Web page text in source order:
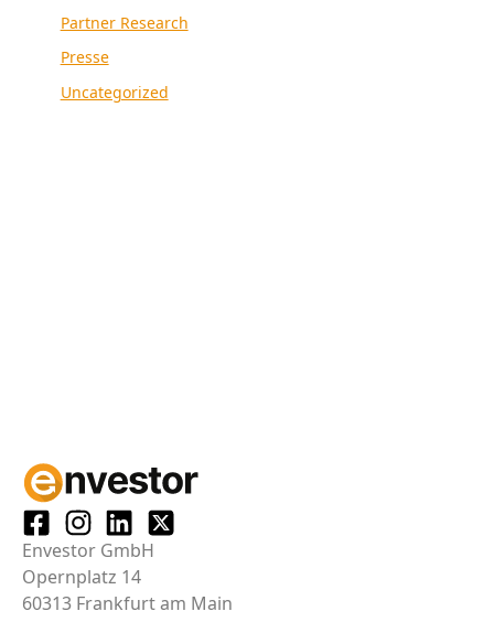
Partner Research
Presse
Uncategorized
Envestor GmbH
Opernplatz 14
60313 Frankfurt am Main